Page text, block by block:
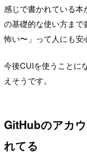
感じで書かれている
の基礎的な使い方ま
怖い〜」って人にも安
今後CUIを使うことに
えそうです。
GitHubのアカ
れてる